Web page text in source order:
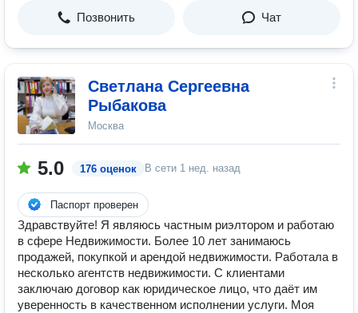
Позвонить Чат
Светлана Сергеевна
Рыбакова
Москва
5.0 176 оценок В сети 1 нед. назад
Паспорт проверен
Здравствуйте! Я являюсь частным риэлтором и работаю
в сфере Недвижимости. Более 10 лет занимаюсь
продажей, покупкой и арендой недвижимости. Работала в
несколько агентств недвижимости. С клиентами
заключаю договор как юридическое лицо, что даёт им
уверенность в качественном исполнении услуги. Моя